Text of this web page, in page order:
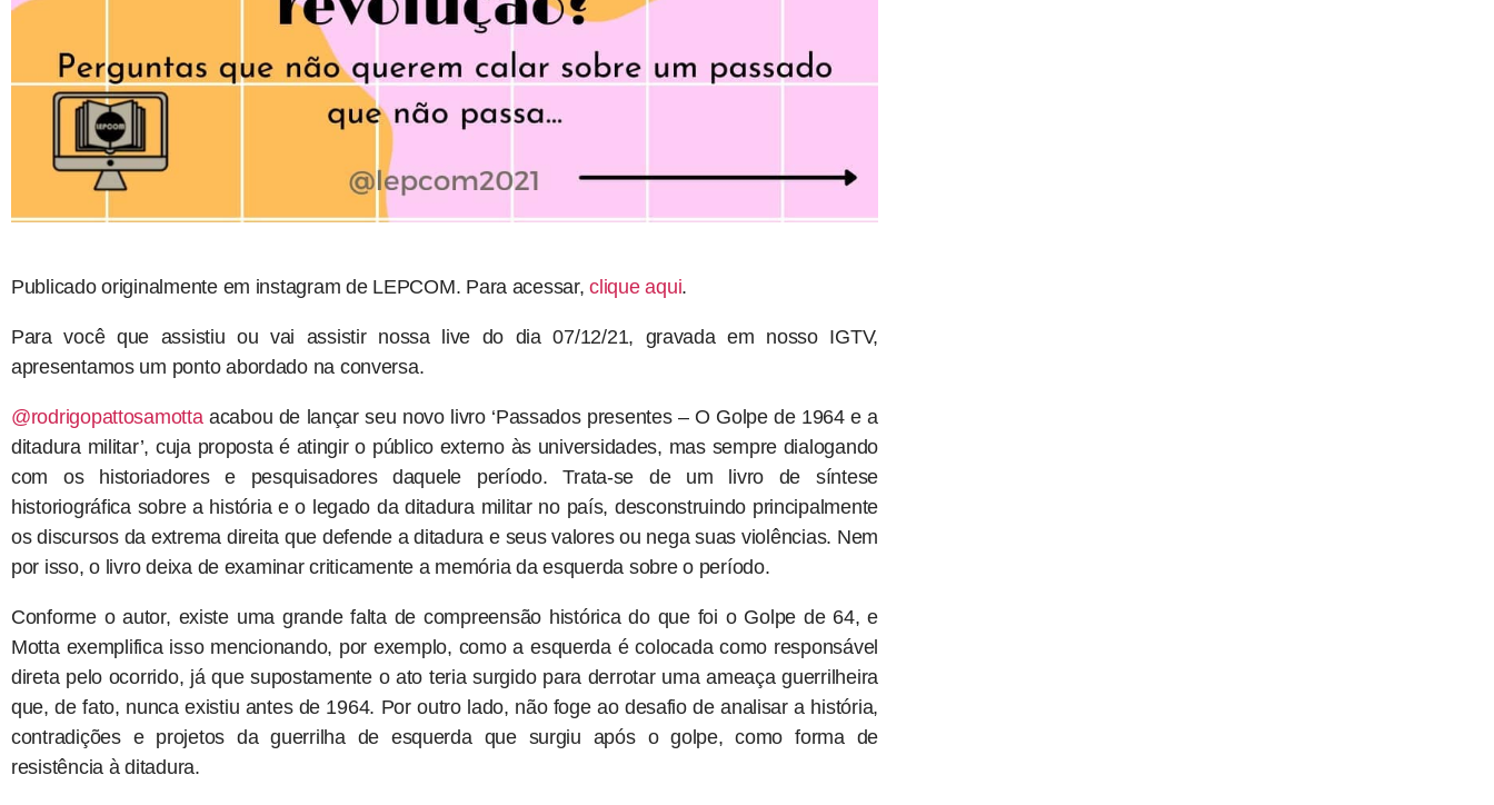
Publicado originalmente em instagram de LEPCOM. Para acessar,clique aqui.
Para você que assistiu ou vai assistir nossa live do dia 07/12/21, gravada em nosso IGTV,
apresentamos um ponto abordado na conversa.
@rodrigopattosamottaacabou de lançar seu novo livro ‘Passados presentes – O Golpe de 1964 e a
ditadura militar’, cuja proposta é atingir o público externo às universidades, mas sempre dialogando
com os historiadores e pesquisadores daquele período. Trata-se de um livro de síntese
historiográfica sobre a história e o legado da ditadura militar no país, desconstruindo principalmente
os discursos da extrema direita que defende a ditadura e seus valores ou nega suas violências. Nem
por isso, o livro deixa de examinar criticamente a memória da esquerda sobre o período.
Conforme o autor, existe uma grande falta de compreensão histórica do que foi o Golpe de 64, e
Motta exemplifica isso mencionando, por exemplo, como a esquerda é colocada como responsável
direta pelo ocorrido, já que supostamente o ato teria surgido para derrotar uma ameaça guerrilheira
que, de fato, nunca existiu antes de 1964. Por outro lado, não foge ao desafio de analisar a história,
contradições e projetos da guerrilha de esquerda que surgiu após o golpe, como forma de
resistência à ditadura.